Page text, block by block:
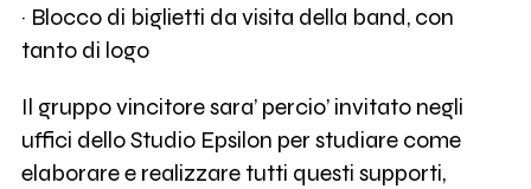
· Blocco di biglietti da visita della band, con
tanto di logo
Il gruppo vincitore sara’ percio’ invitato negli
uffici dello Studio Epsilon per studiare come
elaborare e realizzare tutti questi supporti,